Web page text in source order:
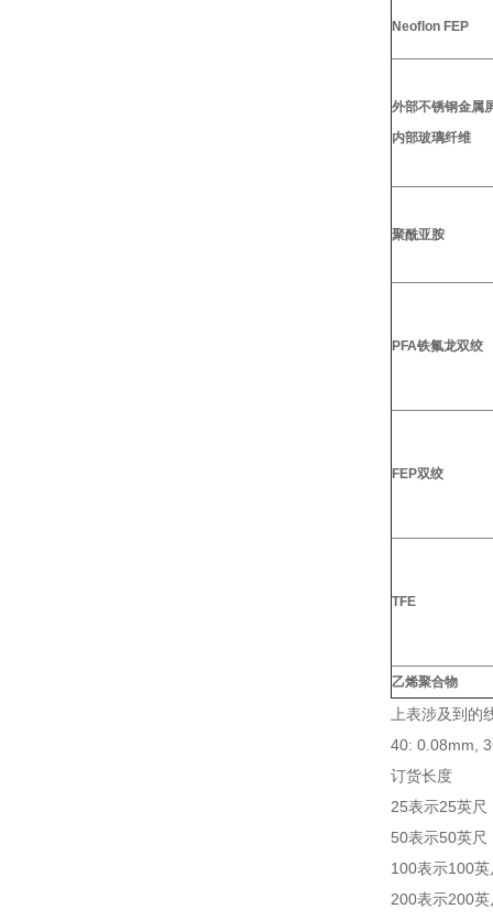
Neoflon FEP
外部不锈钢金属
内部玻璃纤维
聚酰亚胺
PFA铁氟龙双绞
FEP双绞
TFE
乙烯聚合物
上表涉及到
40: 0.08mm,
订货长度
25表示25英尺
50表示50英尺
100表示100
200表示200